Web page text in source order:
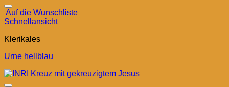
Auf die Wunschliste
Schnellansicht
Klerikales
Urne hellblau